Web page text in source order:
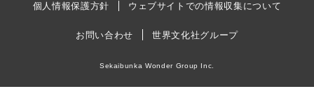
個人情報保護方針
ウェブサイトでの情報収集について
お問い合わせ 世界文化社グループ
Sekaibunka Wonder Group Inc.